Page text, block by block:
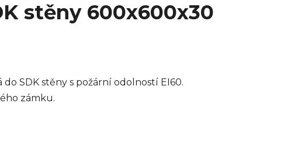
stěny 600x600x30
SDK stěny s požární odolností EI60.
zámku.